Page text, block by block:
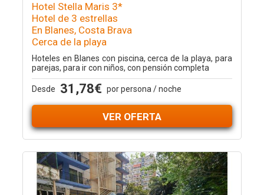
Hotel Stella Maris 3*
Hotel de 3 estrellas
En Blanes, Costa Brava
Cerca de la playa
Hoteles en Blanes con piscina, cerca de la playa, para
parejas, para ir con niños, con pensión completa
Desde 31,78€ por persona / noche
VER OFERTA